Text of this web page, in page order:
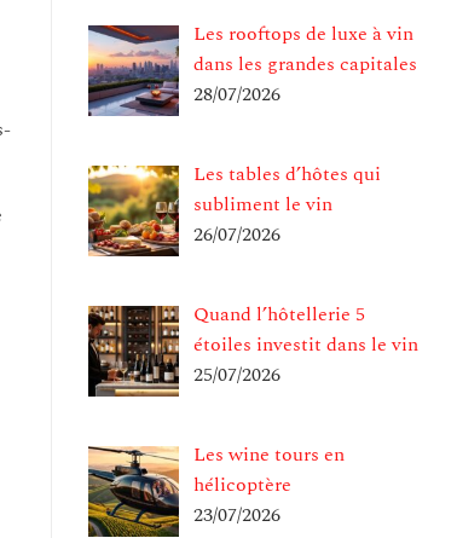
Les rooftops de luxe à vin
dans les grandes capitales
28/07/2026
Les tables d’hôtes qui
subliment le vin
26/07/2026
Quand l’hôtellerie 5
étoiles investit dans le vin
25/07/2026
Les wine tours en
hélicoptère
23/07/2026